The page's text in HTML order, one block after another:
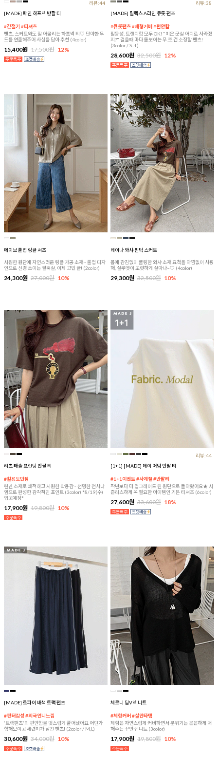
리뷰:44
[MADE] 파인 하프넥 반팔 티
#간절기 #티셔츠
팬츠, 스커트와도 잘 어울리는 하프넥 티♡ 단아한 무
드를 연출해주어 사심을 담아 추천 (4color)
15,400원 17,500원 12%
리뷰:38
[MADE] 릴렉스 A라인 큐롯 팬츠
#큐롯팬츠 #체형커버 #편안함
활동성, 트렌디함 모두 OK! "미운 군살 어디로 사라졌
지?" 걸을때 마다 돋보이는 무.조.건 소장할 팬츠!
(3color / S~L)
28,600원 32,500원 12%
메이브 롤업 링클 셔츠
시원한 원단에 자연스러운 링클 가공 소재~ 롤업 디자
인으로 신경 쓰이는 팔뚝살, 이제 고민 끝! (2color)
24,300원 27,000원 10%
레이나 와샤 핀턱 스커트
몸에 감김없이 쿨링한 와샤 소재 요척을 아낌없이 사용
해, 실루엣이 또렷하게 살아나~♡ (4color)
29,300원 32,500원 10%
리츠 태슬 프린팅 반팔 티
#활용도만점
린넨 소재로 쾌적하고 시원한 착용감~ 선명한 전사나
염으로 완성한 감각적인 포인트 (3color) *8/19(수)
입고예정*
17,900원 19,800원 10%
리뷰:44
[1+1] [MADE] 데이 어텀 반팔 티
#1+1이벤트 #사계절 #반팔티
작년보다 더 업그레이드 된 원단으로 돌아왔어요★ 시
즌리스하게 꼭 필요한 아이템인 기본 티셔츠 (6color)
27,600원 33,600원 18%
[MADE] 로파이 배색 트랙 팬츠
#핀터감성 #외국언니느낌
'트랙팬츠'의 편안함을 멋스럽게 풀어냈어요 어딘가
힙해보이고 세련미가 담긴 팬츠! (2color / M,L)
30,600원 34,000원 10%
체르니 딥V넥 니트
#체형커버 #살안타템
체형은 자연스럽게 커버하면서 분위기는 은은하게 더
해주는 꾸안꾸 니트 (3color)
17,900원 19,800원 10%